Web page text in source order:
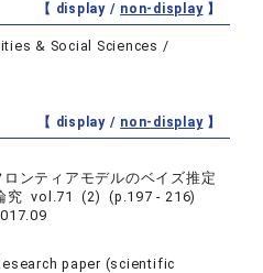
【 display / non-display】
& Social Sciences /
【 display / non-display】
ンティアモデルのベイズ推定
究 vol.71 (2) (p.197 - 216)
paper (scientific